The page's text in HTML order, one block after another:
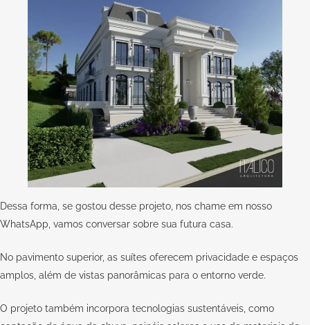
Dessa forma, se gostou desse projeto, nos chame em nosso
WhatsApp, vamos conversar sobre sua futura casa.
No pavimento superior, as suítes oferecem privacidade e espaços
amplos, além de vistas panorâmicas para o entorno verde.
O projeto também incorpora tecnologias sustentáveis, como